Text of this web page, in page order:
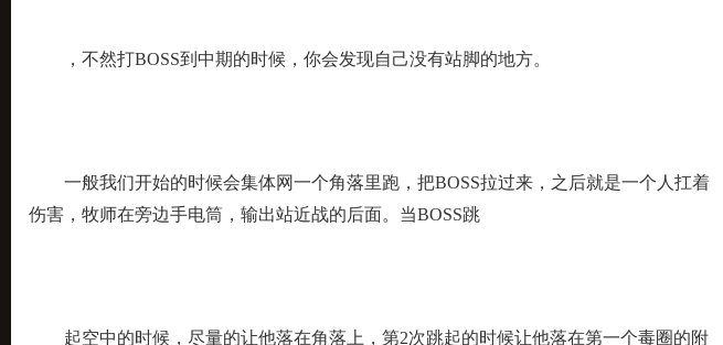
，不然打BOSS到中期的时候，你会发现自己没有站脚的地方。
一般我们开始的时候会集体网一个角落里跑，把BOSS拉过来，之后就是一个人扛着
伤害，牧师在旁边手电筒，输出站近战的后面。当BOSS跳
起空中的时候，尽量的让他落在角落上，第2次跳起的时候让他落在第一个毒圈的附